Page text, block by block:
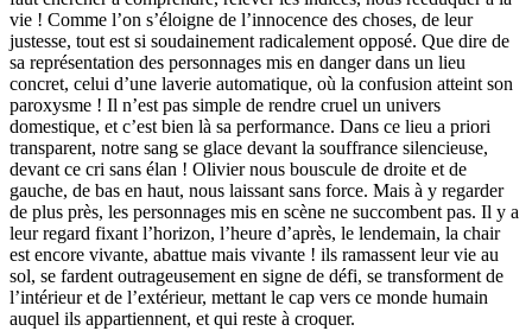
vie ! Comme l’on s’éloigne de l’innocence des choses, de leur
justesse, tout est si soudainement radicalement opposé. Que dire de
sa représentation des personnages mis en danger dans un lieu
concret, celui d’une laverie automatique, où la confusion atteint son
paroxysme ! Il n’est pas simple de rendre cruel un univers
domestique, et c’est bien là sa performance. Dans ce lieu a priori
transparent, notre sang se glace devant la souffrance silencieuse,
devant ce cri sans élan ! Olivier nous bouscule de droite et de
gauche, de bas en haut, nous laissant sans force. Mais à y regarder
de plus près, les personnages mis en scène ne succombent pas. Il y a
leur regard fixant l’horizon, l’heure d’après, le lendemain, la chair
est encore vivante, abattue mais vivante ! ils ramassent leur vie au
sol, se fardent outrageusement en signe de défi, se transforment de
l’intérieur et de l’extérieur, mettant le cap vers ce monde humain
auquel ils appartiennent, et qui reste à croquer.